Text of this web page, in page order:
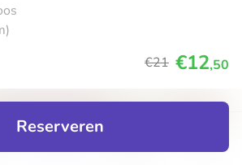
Reserveren
€21 €12,50